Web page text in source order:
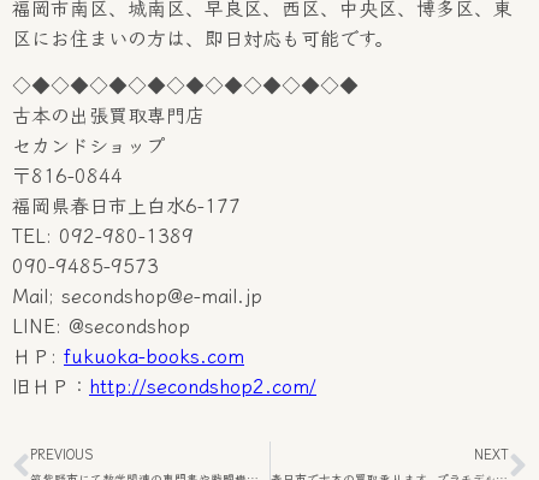
福岡市南区、城南区、早良区、西区、中央区、博多区、東
区にお住まいの方は、即日対応も可能です。
◇◆◇◆◇◆◇◆◇◆◇◆◇◆◇◆◇◆
古本の出張買取専門店
セカンドショップ
〒816-0844
福岡県春日市上白水6-177
TEL: 092-980-1389
090-9485-9573
Mail; secondshop@e-mail.jp
LINE: @secondshop
ＨＰ: fukuoka-books.com
旧ＨＰ： http://secondshop2.com/
PREVIOUS NEXT